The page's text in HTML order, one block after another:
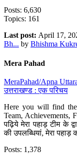
Posts: 6,630
Topics: 161
Last post: April 17,
Bh... by Bhishma
Mera Pahad
MeraPahad/Apna
उत्तराखण्ड : एक परिचय
Here you will find the
Team, Achievements,
पढ़िये मेरा पहाड़ टीम के
की उपलब्धियां, मेरा पहाड़
Posts: 1,378